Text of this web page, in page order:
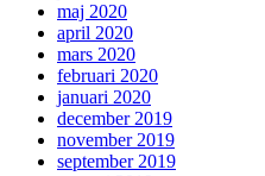
maj 2020
april 2020
mars 2020
februari 2020
januari 2020
december 2019
november 2019
september 2019